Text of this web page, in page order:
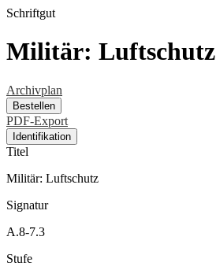
Schriftgut
Militär: Luftschutz
Archivplan
Bestellen
PDF-Export
Identifikation
Titel
Militär: Luftschutz
Signatur
A.8-7.3
Stufe